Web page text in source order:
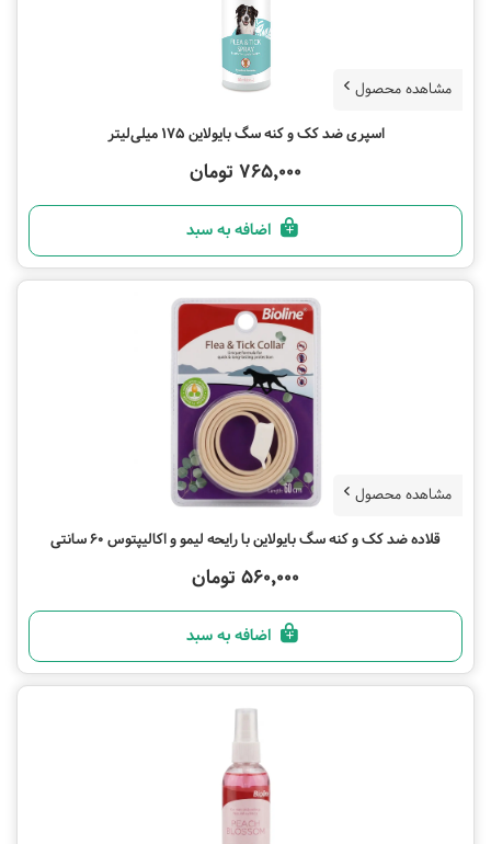
مشاهده محصول
اسپری ضد کک و کنه سگ بایولاین 175 میلی‌لیتر
765,000 تومان
اضافه به سبد
مشاهده محصول
قلاده ضد کک و کنه سگ بایولاین با رایحه لیمو و اکالیپتوس 60 سانتی
560,000 تومان
اضافه به سبد